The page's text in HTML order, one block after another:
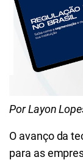
Por Layon
O avanço da
para as